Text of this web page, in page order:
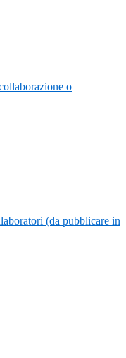
o
(da pubblicare in